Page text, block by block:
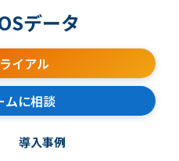
データ
イアル
ムに相談
導入事例